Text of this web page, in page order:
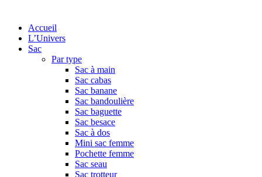
Accueil
L’Univers
Sac
Par type
Sac à main
Sac cabas
Sac banane
Sac bandoulière
Sac baguette
Sac besace
Sac à dos
Mini sac femme
Pochette femme
Sac seau
Sac trotteur